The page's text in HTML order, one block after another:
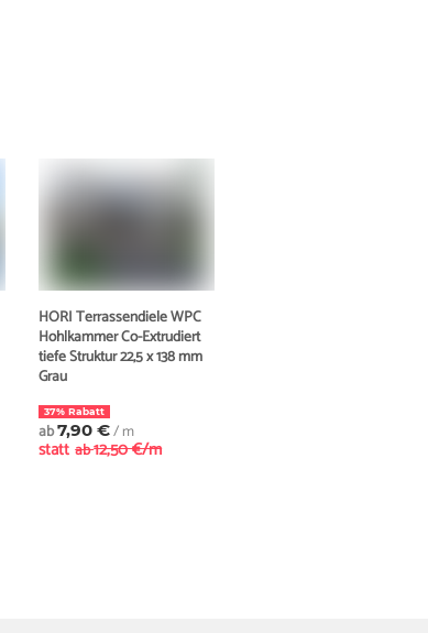
HORI Terrassendiele WPC
Hohlkammer Co-Extrudiert
tiefe Struktur 22,5 x 138 mm
Grau
37% Rabatt
ab7,90 €/ m
statt ab12,50 €/m